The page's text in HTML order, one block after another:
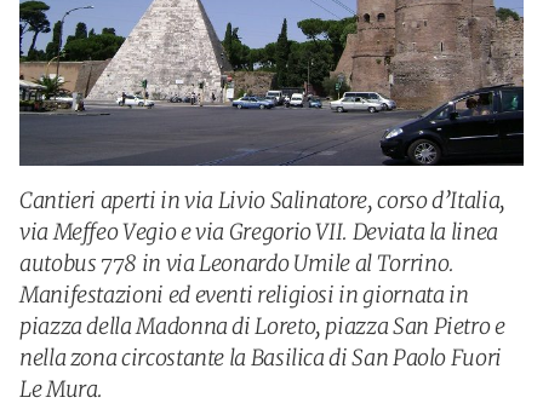
Cantieri aperti in via Livio Salinatore, corso d’Italia,
via Meffeo Vegio e via Gregorio VII. Deviata la linea
autobus 778 in via Leonardo Umile al Torrino.
Manifestazioni ed eventi religiosi in giornata in
piazza della Madonna di Loreto, piazza San Pietro e
nella zona circostante la Basilica di San Paolo Fuori
Le Mura.